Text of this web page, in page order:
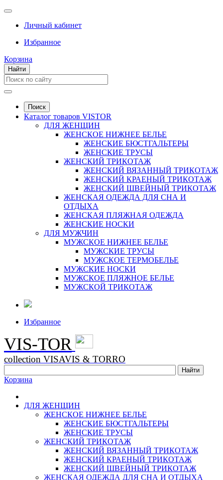
Личный кабинет
Избранное
Корзина
Найти
Поиск
Каталог товаров VISTOR
ДЛЯ ЖЕНЩИН
ЖЕНСКОЕ НИЖНЕЕ БЕЛЬЕ
ЖЕНСКИЕ БЮСТГАЛЬТЕРЫ
ЖЕНСКИЕ ТРУСЫ
ЖЕНСКИЙ ТРИКОТАЖ
ЖЕНСКИЙ ВЯЗАННЫЙ ТРИКОТАЖ
ЖЕНСКИЙ КРАЕНЫЙ ТРИКОТАЖ
ЖЕНСКИЙ ШВЕЙНЫЙ ТРИКОТАЖ
ЖЕНСКАЯ ОДЕЖДА ДЛЯ СНА И
ОТДЫХА
ЖЕНСКАЯ ПЛЯЖНАЯ ОДЕЖДА
ЖЕНСКИЕ НОСКИ
ДЛЯ МУЖЧИН
МУЖСКОЕ НИЖНЕЕ БЕЛЬЕ
МУЖСКИЕ ТРУСЫ
МУЖСКОЕ ТЕРМОБЕЛЬЕ
МУЖСКИЕ НОСКИ
МУЖСКОЕ ПЛЯЖНОЕ БЕЛЬЕ
МУЖСКОЙ ТРИКОТАЖ
Избранное
VIS-TOR
collection VISAVIS & TORRO
Корзина
ДЛЯ ЖЕНЩИН
ЖЕНСКОЕ НИЖНЕЕ БЕЛЬЕ
ЖЕНСКИЕ БЮСТГАЛЬТЕРЫ
ЖЕНСКИЕ ТРУСЫ
ЖЕНСКИЙ ТРИКОТАЖ
ЖЕНСКИЙ ВЯЗАННЫЙ ТРИКОТАЖ
ЖЕНСКИЙ КРАЕНЫЙ ТРИКОТАЖ
ЖЕНСКИЙ ШВЕЙНЫЙ ТРИКОТАЖ
ЖЕНСКАЯ ОДЕЖДА ДЛЯ СНА И ОТДЫХА